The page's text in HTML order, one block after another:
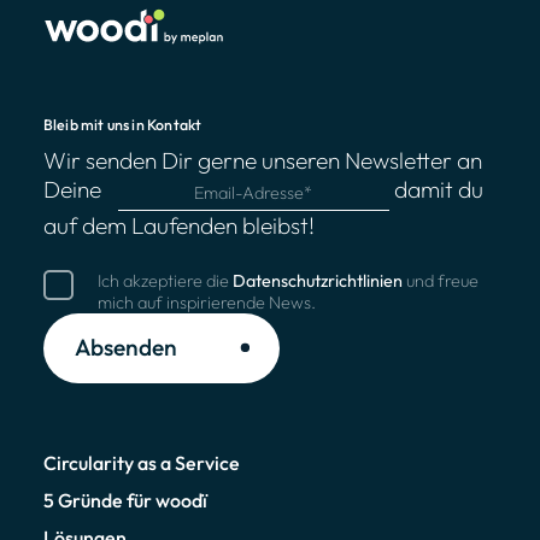
Bleib mit uns in Kontakt
Wir senden Dir gerne unseren Newsletter an
Deine
damit du
auf dem Laufenden bleibst!
Ich akzeptiere die Datenschutzrichtlinien und freue
mich auf inspirierende News.
Absenden
Circularity as a Service
5 Gründe für woodï